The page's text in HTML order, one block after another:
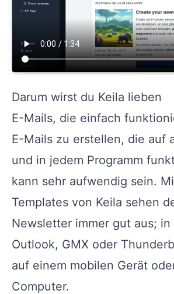
Darum wirst du Keila lieben
E-Mails, die einfach
E-Mails zu erstellen, die auf
und in jedem Programm
kann sehr aufwendig sein.
Templates von Keila sehen
Newsletter immer gut aus; in
Outlook, GMX oder
auf einem mobilen Gerät
Computer.